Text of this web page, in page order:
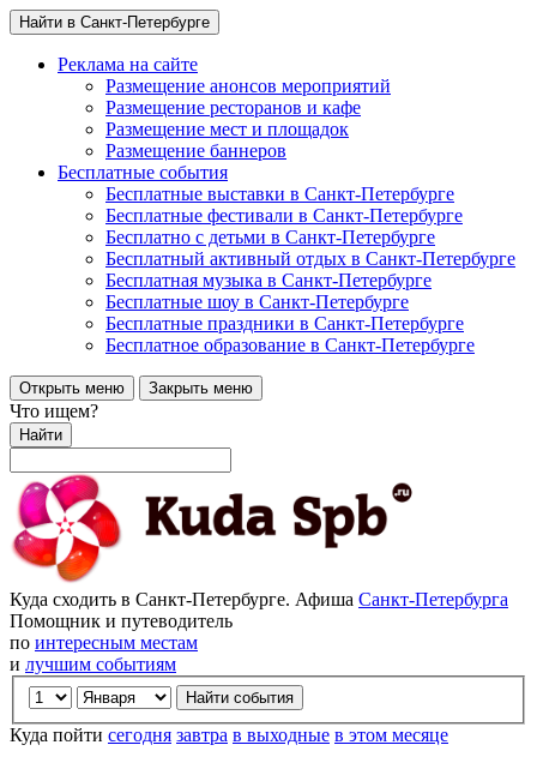
Найти в Санкт-Петербурге
Реклама на сайте
Размещение анонсов мероприятий
Размещение ресторанов и кафе
Размещение мест и площадок
Размещение баннеров
Бесплатные события
Бесплатные выставки в Санкт-Петербурге
Бесплатные фестивали в Санкт-Петербурге
Бесплатно с детьми в Санкт-Петербурге
Бесплатный активный отдых в Санкт-Петербурге
Бесплатная музыка в Санкт-Петербурге
Бесплатные шоу в Санкт-Петербурге
Бесплатные праздники в Санкт-Петербурге
Бесплатное образование в Санкт-Петербурге
Открыть меню Закрыть меню
Что ищем?
Найти
Куда сходить в Санкт-Петербурге. Афиша Санкт-Петербурга
Помощник и путеводитель
по интересным местам
и лучшим событиям
Куда пойти сегодня завтра в выходные в этом месяце